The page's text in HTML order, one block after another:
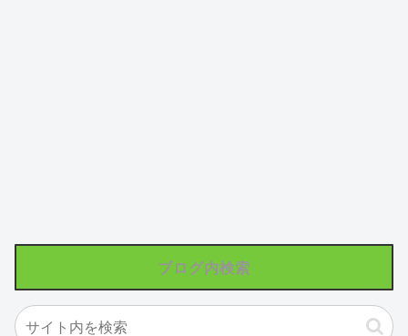
ブログ内検索